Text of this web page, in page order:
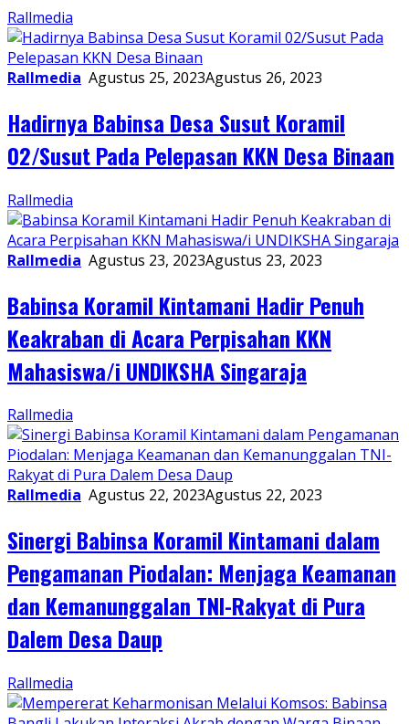
Rallmedia
Rallmedia Agustus 25, 2023Agustus 26, 2023
Hadirnya Babinsa Desa Susut Koramil
02/Susut Pada Pelepasan KKN Desa Binaan
Rallmedia
Rallmedia Agustus 23, 2023Agustus 23, 2023
Babinsa Koramil Kintamani Hadir Penuh
Keakraban di Acara Perpisahan KKN
Mahasiswa/i UNDIKSHA Singaraja
Rallmedia
Rallmedia Agustus 22, 2023Agustus 22, 2023
Sinergi Babinsa Koramil Kintamani dalam
Pengamanan Piodalan: Menjaga Keamanan
dan Kemanunggalan TNI-Rakyat di Pura
Dalem Desa Daup
Rallmedia